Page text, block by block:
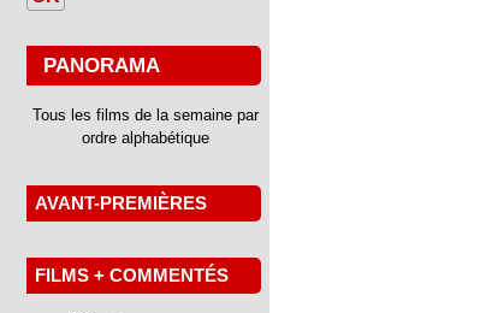
PANORAMA
Tous les films de la semaine par
ordre alphabétique
AVANT-PREMIÈRES
FILMS + COMMENTÉS